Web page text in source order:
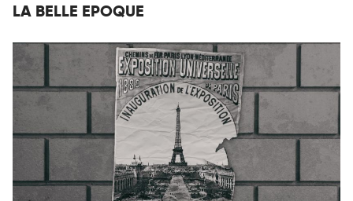
LA BELLE EPOQUE